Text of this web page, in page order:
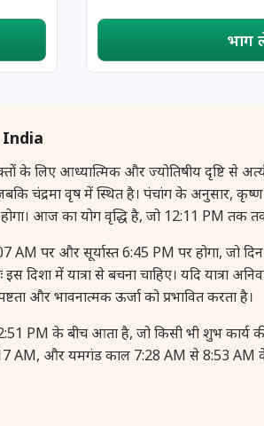
भाग
India
आध्यात्मिक और ज्योतिषीय दृष्टि से अत्यंत
चंद्रमा वृष में स्थित है। पंचांग के अनुसार, कृष्ण
आज का योग वृद्धि है, जो 12:11 PM तक
पर और सूर्यास्त 6:45 PM पर होगा, जो
दिशा में यात्रा से बचना चाहिए। यदि
और भावनात्मक ऊर्जा को प्रभावित करता है।
PM के बीच आता है, जो किसी भी शुभ कार्य
और यमगंड काल 7:28 AM से 8:53 AM के